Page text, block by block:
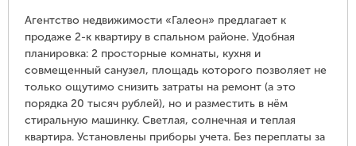
Агентство недвижимости «Галеон» предлагает к
продаже 2-к квартиру в спальном районе. Удобная
планировка: 2 просторные комнаты, кухня и
совмещенный санузел, площадь которого позволяет не
только ощутимо снизить затраты на ремонт (а это
порядка 20 тысяч рублей), но и разместить в нём
стиральную машинку. Светлая, солнечная и теплая
квартира. Установлены приборы учета. Без переплаты за